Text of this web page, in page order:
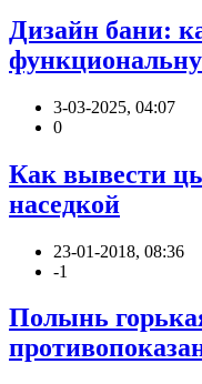
Дизайн бани:
3-03-2025, 04:07
0
Как вывести
наседкой
23-01-2018, 08:36
-1
Полынь